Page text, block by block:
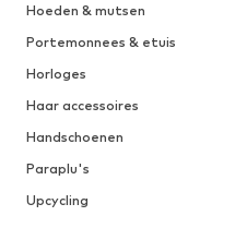
Hoeden & mutsen
Portemonnees & etuis
Horloges
Haar accessoires
Handschoenen
Paraplu's
Upcycling